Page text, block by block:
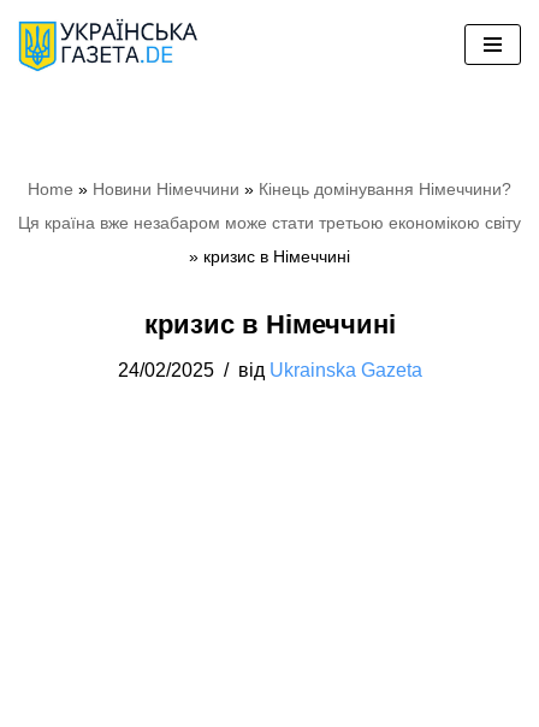
Перейти
Home » Новини Німеччини » Кінець домінування Німеччини?
Ця країна вже незабаром може стати третьою економікою світу
» кризис в Німеччині
кризис в Німеччині
24/02/2025 від Ukrainska Gazeta